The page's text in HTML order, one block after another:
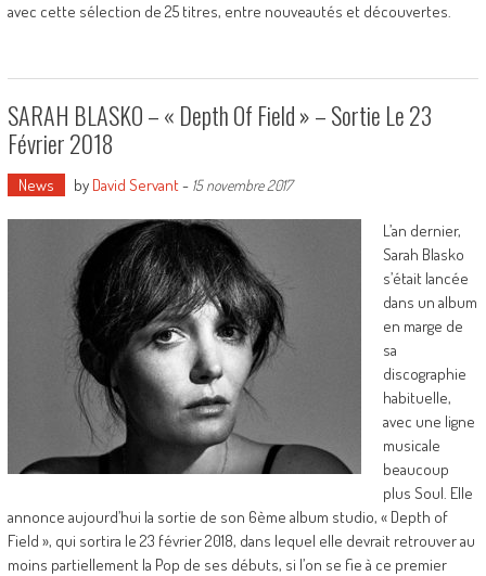
avec cette sélection de 25 titres, entre nouveautés et découvertes.
SARAH BLASKO – « Depth Of Field » – Sortie Le 23
Février 2018
News by David Servant- 15 novembre 2017
L’an dernier,
Sarah Blasko
s’était lancée
dans un album
en marge de
sa
discographie
habituelle,
avec une ligne
musicale
beaucoup
plus Soul. Elle
annonce aujourd’hui la sortie de son 6ème album studio, « Depth of
Field », qui sortira le 23 février 2018, dans lequel elle devrait retrouver au
moins partiellement la Pop de ses débuts, si l’on se fie à ce premier